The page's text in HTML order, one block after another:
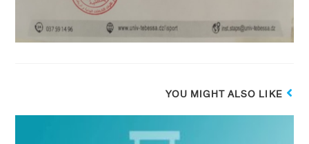
YOU MIGHT ALSO LIKE